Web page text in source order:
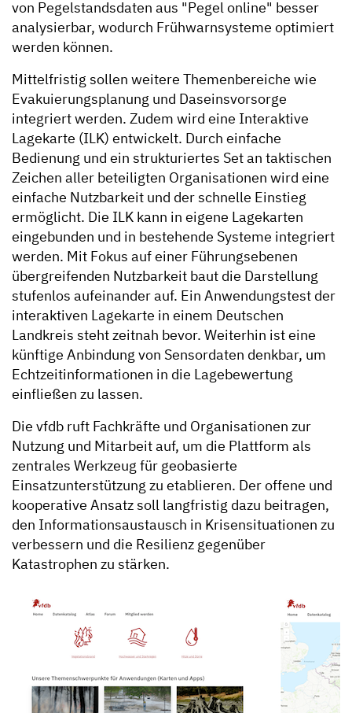
von Pegelstandsdaten aus "Pegel online" besser
analysierbar, wodurch Frühwarnsysteme optimiert
werden können.
Mittelfristig sollen weitere Themenbereiche wie
Evakuierungsplanung und Daseinsvorsorge
integriert werden. Zudem wird eine Interaktive
Lagekarte (ILK) entwickelt. Durch einfache
Bedienung und ein strukturiertes Set an taktischen
Zeichen aller beteiligten Organisationen wird eine
einfache Nutzbarkeit und der schnelle Einstieg
ermöglicht. Die ILK kann in eigene Lagekarten
eingebunden und in bestehende Systeme integriert
werden. Mit Fokus auf einer Führungsebenen
übergreifenden Nutzbarkeit baut die Darstellung
stufenlos aufeinander auf. Ein Anwendungstest der
interaktiven Lagekarte in einem Deutschen
Landkreis steht zeitnah bevor. Weiterhin ist eine
künftige Anbindung von Sensordaten denkbar, um
Echtzeitinformationen in die Lagebewertung
einfließen zu lassen.
Die vfdb ruft Fachkräfte und Organisationen zur
Nutzung und Mitarbeit auf, um die Plattform als
zentrales Werkzeug für geobasierte
Einsatzunterstützung zu etablieren. Der offene und
kooperative Ansatz soll langfristig dazu beitragen,
den Informationsaustausch in Krisensituationen zu
verbessern und die Resilienz gegenüber
Katastrophen zu stärken.